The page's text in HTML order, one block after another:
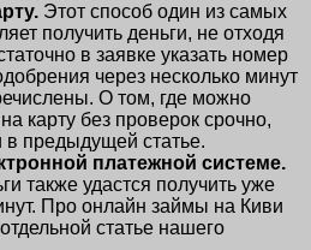
Этот способ один из самых
получить деньги, не отходя
в заявке указать номер
через несколько минут
О том, где можно
карту без проверок срочно,
в предыдущей статье.
платежной системе.
также удастся получить уже
Про онлайн займы на Киви
статье нашего